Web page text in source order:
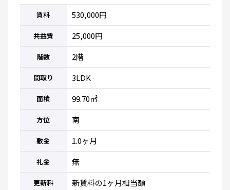
賃料 530,000円
共益費 25,000円
階数 2階
間取り 3LDK
面積 99.70㎡
方位 南
敷金 1.0ヶ月
礼金 無
更新料 新賃料の1ヶ月相当額